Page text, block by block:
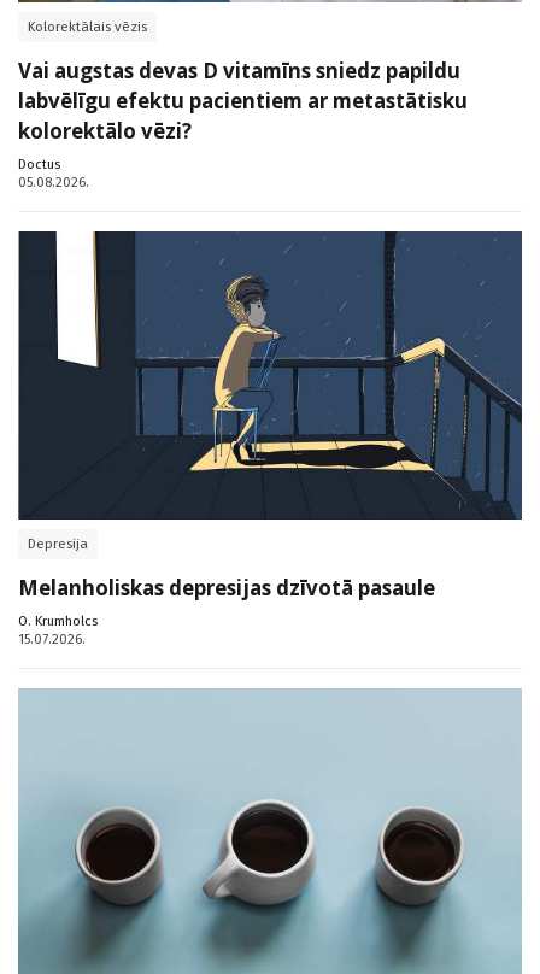
Kolorektālais vēzis
Vai augstas devas D vitamīns sniedz papildu
labvēlīgu efektu pacientiem ar metastātisku
kolorektālo vēzi?
Doctus
05.08.2026.
Depresija
Melanholiskas depresijas dzīvotā pasaule
O. Krumholcs
15.07.2026.